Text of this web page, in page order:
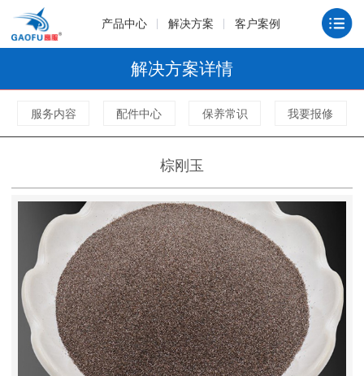
产品中心 解决方案 客户案例
解决方案详情
服务内容 配件中心 保养常识 我要报修
棕刚玉